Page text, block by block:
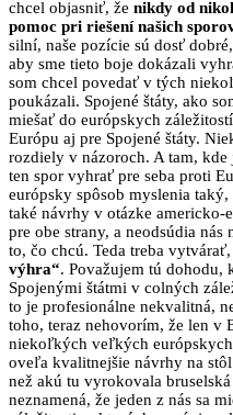
chcel objasniť, že nikdy od
pomoc pri riešení našich
silní, naše pozície sú dosť
aby sme tieto boje dokázali
som chcel povedať v tých
poukázali. Spojené štáty, ako
miešať do európskych
Európu aj pre Spojené štáty.
rozdiely v názoroch. A tam,
ten spor vyhrať pre seba proti
európsky spôsob myslenia
také návrhy v otázke americko-
pre obe strany, a neodsúdia
to, čo chcú. Teda treba
výhra“. Považujem tú dohodu,
Spojenými štátmi v colných
to je profesionálne nekvalitná,
toho, teraz nehovorím, že len v
niekoľkých veľkých
oveľa kvalitnejšie návrhy na
než akú tu vyrokovala
neznamená, že jeden z nás sa